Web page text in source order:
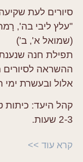
סיורים לעת
"עלץ ליבי בה',
(שמואל א', ב')
תפילת חנה
ההשראה לסיורים
אלול ובעשרת ימי
קהל היעד: כיתות
2-3 שעות.
קרא עוד >>